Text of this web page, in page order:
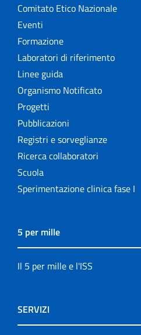
Comitato Etico Nazionale
Eventi
Formazione
Laboratori di riferimento
Linee guida
Organismo Notificato
Progetti
Pubblicazioni
Registri e sorveglianze
Ricerca collaboratori
Scuola
Sperimentazione clinica fase I
5 per mille
Il 5 per mille e l'ISS
SERVIZI